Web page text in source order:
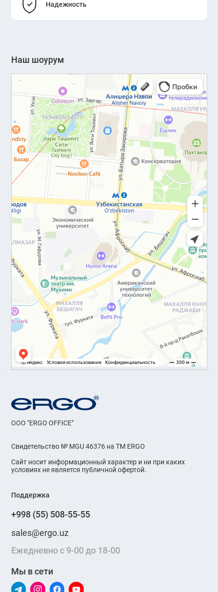
Надежность
Наш шоурум
OOO "ERGO OFFICE"
Свидетельство № MGU 46376 на ТМ ERGO
Сайт носит информационный характер и ни при каких
условиях не является публичной офертой.
Поддержка
+998 (55) 508-55-55
sales@ergo.uz
Ежедневно с 9-00 до 18-00
Мы в сети